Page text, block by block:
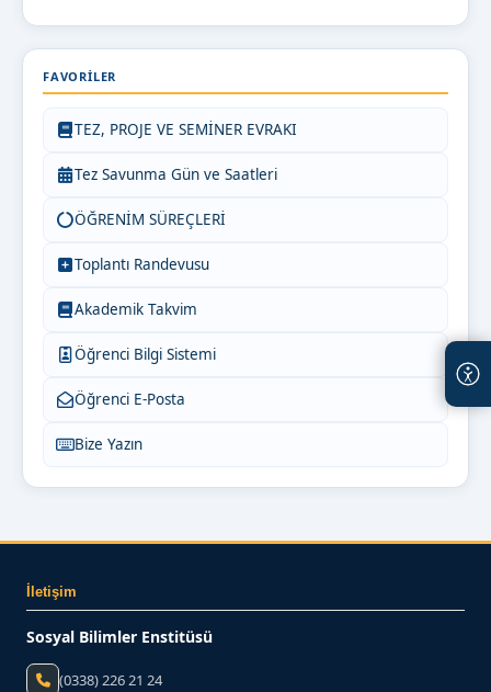
FAVORILER
TEZ, PROJE VE SEMİNER EVRAKI
Tez Savunma Gün ve Saatleri
ÖĞRENİM SÜREÇLERİ
Toplantı Randevusu
Akademik Takvim
Öğrenci Bilgi Sistemi
Öğrenci E-Posta
Bize Yazın
İletişim
Sosyal Bilimler Enstitüsü
(0338) 226 21 24